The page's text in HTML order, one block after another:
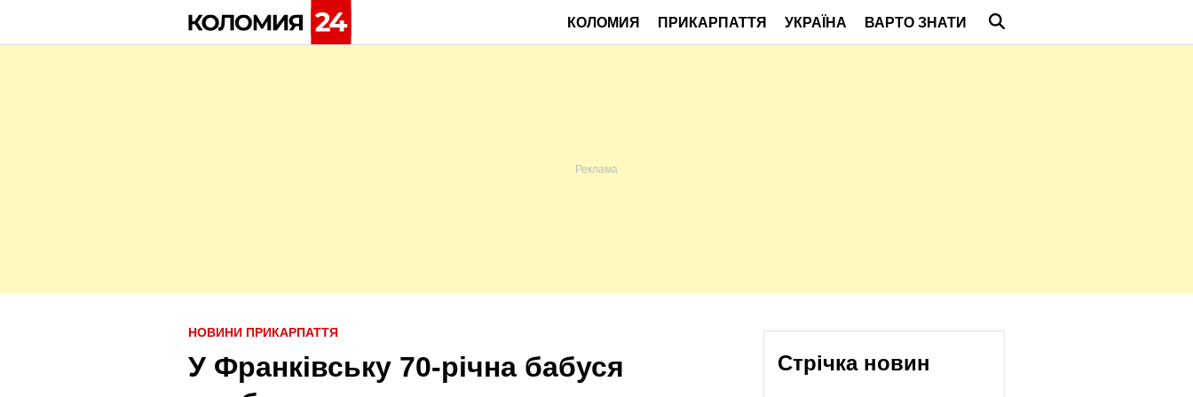
КОЛОМИЯ ПРИКАРПАТТЯ УКРАЇНА ВАРТО ЗНАТИ
P
o
s
НОВИНИ ПРИКАРПАТТЯ
У Франківську 70-річна бабуся
Стрічка новин